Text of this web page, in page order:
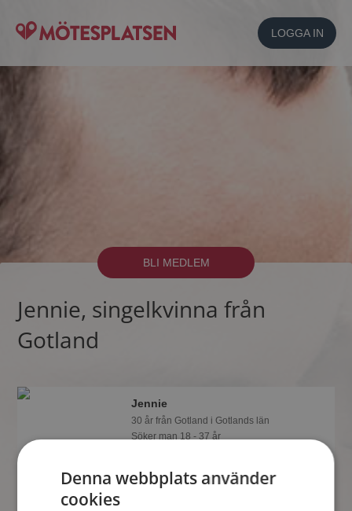
LOGGA IN
BLI MEDLEM
Jennie, singelkvinna från
Gotland
Jennie
30 år från Gotland i Gotlands län
Söker man 18 - 37 år
Mötesplatsen och se om Jennie är
tankspridd eller händig! Det är enklare
Denna webbplats använder
cookies